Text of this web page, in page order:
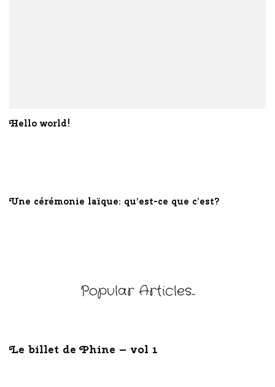
Hello world!
Une cérémonie laïque: qu’est-ce que c’est?
Popular Articles...
Le billet de Phine – vol 1